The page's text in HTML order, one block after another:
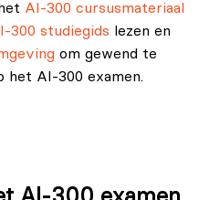
AI-300 cursusmateriaal
300 studiegids lezen en
om gewend te
het AI-300 examen.